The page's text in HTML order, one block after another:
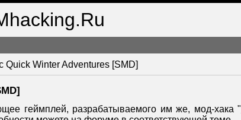
Quick Winter Adventures [SMD]
геймплей, разрабатываемого им же, мод-хака "